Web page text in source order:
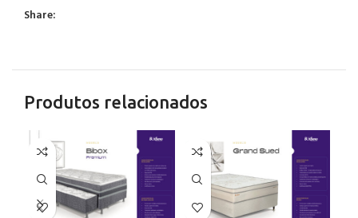
Share:
Produtos relacionados